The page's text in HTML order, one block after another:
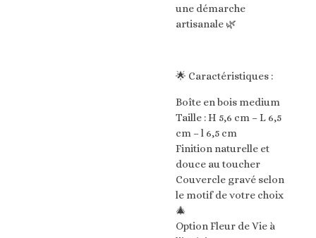
une démarche
artisanale 🌿
🌟 Caractéristiques :
Boîte en bois medium
Taille : H 5,6 cm – L 6,5
cm – l 6,5 cm
Finition naturelle et
douce au toucher
Couvercle gravé selon
le motif de votre choix
🎄
Option Fleur de Vie à